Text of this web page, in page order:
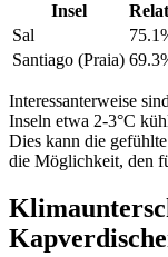
Insel
Sal
Santiago (Praia)
Interessanterweise
Inseln etwa 2-3°C
Dies kann die
die Möglichkeit, den